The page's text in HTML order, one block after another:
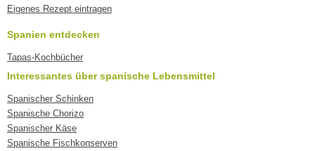
Eigenes Rezept eintragen
Spanien entdecken
Tapas-Kochbücher
Interessantes über spanische Lebensmittel
Spanischer Schinken
Spanische Chorizo
Spanischer Käse
Spanische Fischkonserven